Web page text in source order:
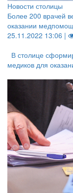
Новости столицы
Более 200 врачей
оказании
25.11.2022 13:06 |
В столице
медиков для